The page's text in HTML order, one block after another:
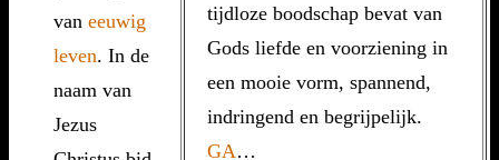
tijdloze boodschap bevat van
Gods liefde en voorziening in
een mooie vorm, spannend,
indringend en begrijpelijk.
GA …
van eeuwig
leven. In de
naam van
Jezus